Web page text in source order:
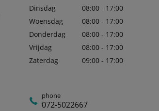
Dinsdag
08:00 - 17:00
Woensdag
08:00 - 17:00
Donderdag
08:00 - 17:00
Vrijdag
08:00 - 17:00
Zaterdag
09:00 - 17:00
phone
072-5022667